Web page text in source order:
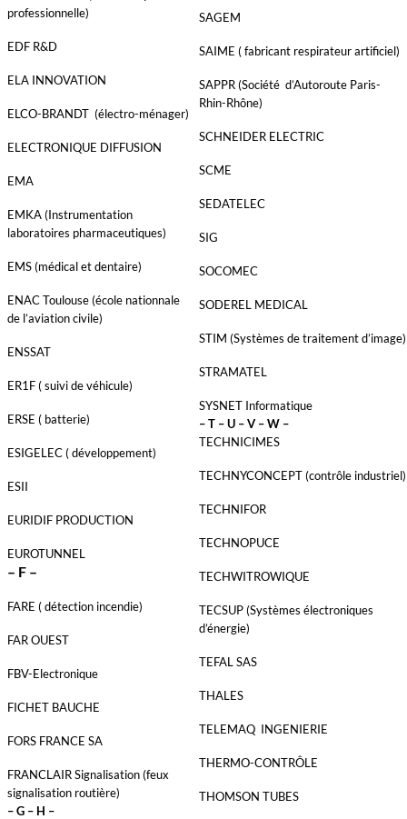
professionnelle)
EDF R&D
ELA INNOVATION
ELCO-BRANDT (électro-ménager)
ELECTRONIQUE DIFFUSION
EMA
EMKA (Instrumentation
laboratoires pharmaceutiques)
EMS (médical et dentaire)
ENAC Toulouse (école nationnale
de l’aviation civile)
ENSSAT
ER1F ( suivi de véhicule)
ERSE ( batterie)
ESIGELEC ( développement)
ESII
EURIDIF PRODUCTION
EUROTUNNEL
– F –
FARE ( détection incendie)
FAR OUEST
FBV-Electronique
FICHET BAUCHE
FORS FRANCE SA
FRANCLAIR Signalisation (feux
signalisation routière)
– G – H –
SAGEM
SAIME ( fabricant respirateur artificiel)
SAPPR (Société d’Autoroute Paris-
Rhin-Rhône)
SCHNEIDER ELECTRIC
SCME
SEDATELEC
SIG
SOCOMEC
SODEREL MEDICAL
STIM (Systèmes de traitement d’image)
STRAMATEL
SYSNET Informatique
– T – U – V – W –
TECHNICIMES
TECHNYCONCEPT (contrôle industriel)
TECHNIFOR
TECHNOPUCE
TECHWITROWIQUE
TECSUP (Systèmes électroniques
d’énergie)
TEFAL SAS
THALES
TELEMAQ INGENIERIE
THERMO-CONTRÔLE
THOMSON TUBES